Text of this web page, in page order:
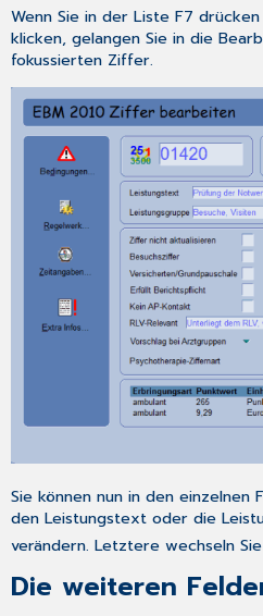
Bedingungen
Erforderliche
Anzahl
der
Arzt-
Patienten-
Kontakte
Erforderliches
Geschlecht
Berichtspflicht
eHKS-
dokumentationspflichtig
Arztgruppen
erforderlich
Arztgruppen
Scheinuntergruppen
erforderlich
Scheinuntergruppen
Schlüssel
OP-
Schlüssel
ICD-
Code
erforderlich
Wenn Sie in der ListeF7
klicken, gelangen Sie in die
fokussierten Ziffer.
Sie können nun in den einzelnen
den Leistungstext oder die
verändern. Letztere wechseln
Die weiteren